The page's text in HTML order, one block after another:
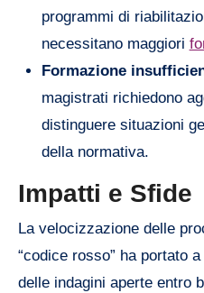
programmi di
necessitano maggiori
Formazione
magistrati richiedono
distinguere situazioni
della normativa.
Impatti e Sfide
La velocizzazione delle
“codice rosso” ha portato
delle indagini aperte entro